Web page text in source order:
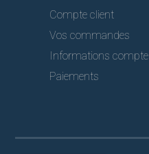
Compte client
Vos commandes
Informations compte
Paiements